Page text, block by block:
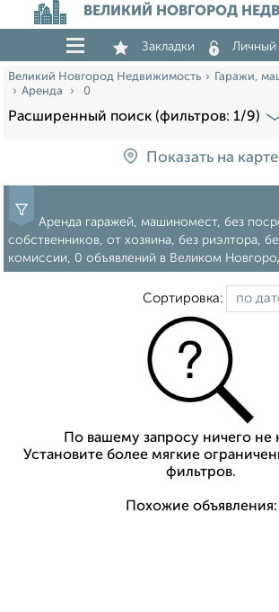
ВЕЛИКИЙ НОВГОРОД
Закладки Личный
Великий Новгород Недвижимость
Гаражи,
Аренда
0
Расширенный поиск (фильтров: 1/9)
Показать на карте
Аренда гаражей, машиномест, без
собственников, от хозяина, без риэлтора,
комиссии, 0 объявлений в Великом
Сортировка:
По вашему запросу ничего не
Установите более мягкие
фильтров.
Похожие объявления: